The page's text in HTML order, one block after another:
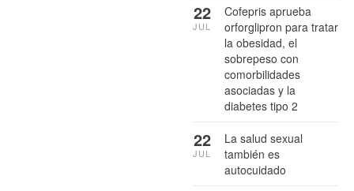
Cofepris aprueba
orforglipron para tratar
la obesidad, el
sobrepeso con
comorbilidades
asociadas y la
diabetes tipo 2
22
JUL
La salud sexual
también es
autocuidado
22
JUL